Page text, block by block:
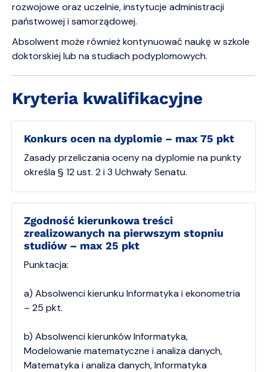
rozwojowe oraz uczelnie, instytucje administracji
państwowej i samorządowej.
Absolwent może również kontynuować naukę w szkole
doktorskiej lub na studiach podyplomowych.
Kryteria kwalifikacyjne
Konkurs ocen na dyplomie – max 75 pkt
Zasady przeliczania oceny na dyplomie na punkty
określa § 12 ust. 2 i 3 Uchwały Senatu.
Zgodność kierunkowa treści
zrealizowanych na pierwszym stopniu
studiów – max 25 pkt
Punktacja:
a) Absolwenci kierunku Informatyka i ekonometria
– 25 pkt.
b) Absolwenci kierunków Informatyka,
Modelowanie matematyczne i analiza danych,
Matematyka i analiza danych, Informatyka